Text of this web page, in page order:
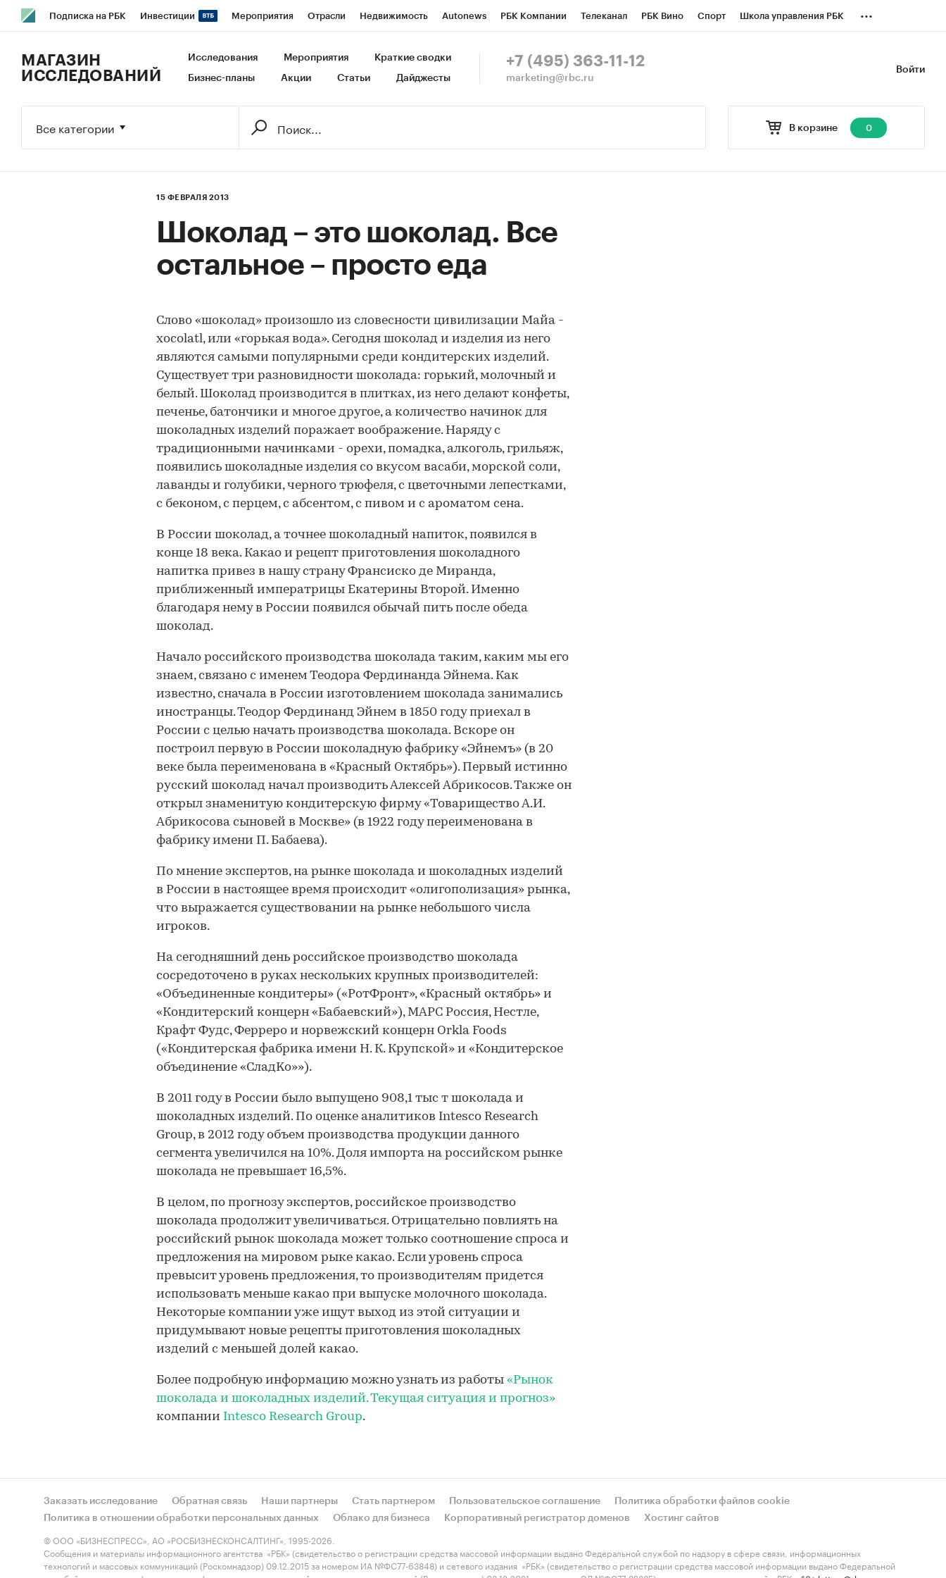
Подписка на РБК Инвестиции Мероприятия Отрасли Недвижимость Autonews РБК Компании Телеканал РБК Вино Спорт Школа управления РБК
Исследования Кредитные рейтинги Франшизы Газета Спецпроекты СПб Конференции СПб Спецпроекты
...
Войти
МАГАЗИН
ИССЛЕДОВАНИЙ
Исследования Мероприятия Краткие сводки
Бизнес-планы Акции Статьи Дайджесты
+7 (495) 363-11-12
marketing@rbc.ru
В корзине 0
Все категории
15 ФЕВРАЛЯ 2013
Шоколад – это шоколад. Все
остальное – просто еда
Слово «шоколад» произошло из словесности цивилизации Майа -
xocolatl, или «горькая вода». Сегодня шоколад и изделия из него
являются самыми популярными среди кондитерских изделий.
Существует три разновидности шоколада: горький, молочный и
белый. Шоколад производится в плитках, из него делают конфеты,
печенье, батончики и многое другое, а количество начинок для
шоколадных изделий поражает воображение. Наряду с
традиционными начинками - орехи, помадка, алкоголь, грильяж,
появились шоколадные изделия со вкусом васаби, морской соли,
лаванды и голубики, черного трюфеля, с цветочными лепестками,
с беконом, с перцем, с абсентом, с пивом и с ароматом сена.
В России шоколад, а точнее шоколадный напиток, появился в
конце 18 века. Какао и рецепт приготовления шоколадного
напитка привез в нашу страну Франсиско де Миранда,
приближенный императрицы Екатерины Второй. Именно
благодаря нему в России появился обычай пить после обеда
шоколад.
Начало российского производства шоколада таким, каким мы его
знаем, связано с именем Теодора Фердинанда Эйнема. Как
известно, сначала в России изготовлением шоколада занимались
иностранцы. Теодор Фердинанд Эйнем в 1850 году приехал в
России с целью начать производства шоколада. Вскоре он
построил первую в России шоколадную фабрику «Эйнемъ» (в 20
веке была переименована в «Красный Октябрь»). Первый истинно
русский шоколад начал производить Алексей Абрикосов. Также он
открыл знаменитую кондитерскую фирму «Товарищество А.И.
Абрикосова сыновей в Москве» (в 1922 году переименована в
фабрику имени П. Бабаева).
По мнение экспертов, на рынке шоколада и шоколадных изделий
в России в настоящее время происходит «олигополизация» рынка,
что выражается существовании на рынке небольшого числа
игроков.
На сегодняшний день российское производство шоколада
сосредоточено в руках нескольких крупных производителей:
«Объединенные кондитеры» («РотФронт», «Красный октябрь» и
«Кондитерский концерн «Бабаевский»), МАРС Россия, Нестле,
Крафт Фудс, Ферреро и норвежский концерн Orkla Foods
(«Кондитерская фабрика имени Н. К. Крупской» и «Кондитерское
объединение «СладKo»»).
В 2011 году в России было выпущено 908,1 тыс т шоколада и
шоколадных изделий. По оценке аналитиков Intesco Research
Group, в 2012 году объем производства продукции данного
сегмента увеличился на 10%. Доля импорта на российском рынке
шоколада не превышает 16,5%.
В целом, по прогнозу экспертов, российское производство
шоколада продолжит увеличиваться. Отрицательно повлиять на
российский рынок шоколада может только соотношение спроса и
предложения на мировом рыке какао. Если уровень спроса
превысит уровень предложения, то производителям придется
использовать меньше какао при выпуске молочного шоколада.
Некоторые компании уже ищут выход из этой ситуации и
придумывают новые рецепты приготовления шоколадных
изделий с меньшей долей какао.
Более подробную информацию можно узнать из работы «Рынок
шоколада и шоколадных изделий. Текущая ситуация и прогноз»
компании Intesco Research Group.
Заказать исследование Обратная связь Наши партнеры Стать партнером Пользовательское соглашение
Политика обработки файлов cookie
Политика в отношении обработки персональных данных
Облако для бизнеса Корпоративный регистратор доменов Хостинг сайтов
© ООО «БИЗНЕСПРЕСС», АО «РОСБИЗНЕСКОНСАЛТИНГ», 1995-2026.
Сообщения и материалы информационного агентства «РБК» (свидетельство о регистрации средства массовой информации выдано Федеральной службой по надзору в сфере связи, информационных
технологий и массовых коммуникаций (Роскомнадзор) 09.12.2015 за номером ИА №ФС77-63848) и сетевого издания «РБК» (свидетельство о регистрации средства массовой информации выдано Федеральной